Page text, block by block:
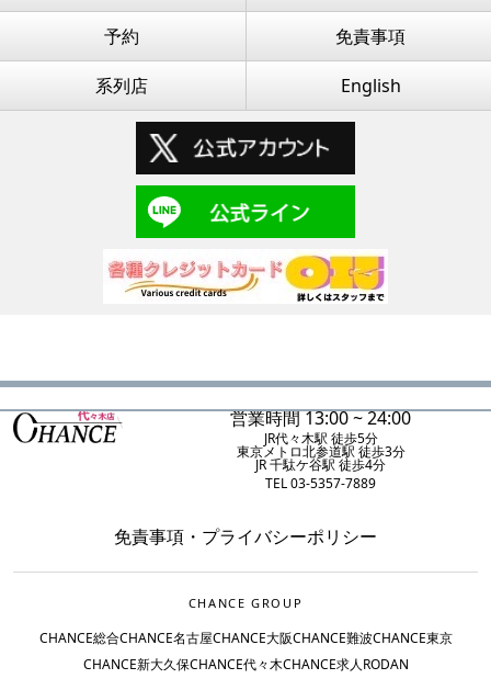
予約 免責事項
系列店 English
営業時間 13:00 ~ 24:00
JR代々木駅 徒歩5分
東京メトロ北参道駅 徒歩3分
JR 千駄ケ谷駅 徒歩4分
TEL 03-5357-7889
免責事項 ・ プライバシーポリシー
CHANCE GROUP
CHANCE総合CHANCE名古屋CHANCE大阪CHANCE難波CHANCE東京
CHANCE新大久保CHANCE代々木CHANCE求人RODAN